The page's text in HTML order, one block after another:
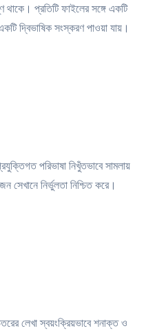
প্রতিটি ফাইলের সঙ্গে একটি
দ্বিভাষিক সংস্করণ পাওয়া যায়।
পরিভাষা নিখুঁতভাবে সামলায়
সেখানে নির্ভুলতা নিশ্চিত করে।
লেখা স্বয়ংক্রিয়ভাবে শনাক্ত ও